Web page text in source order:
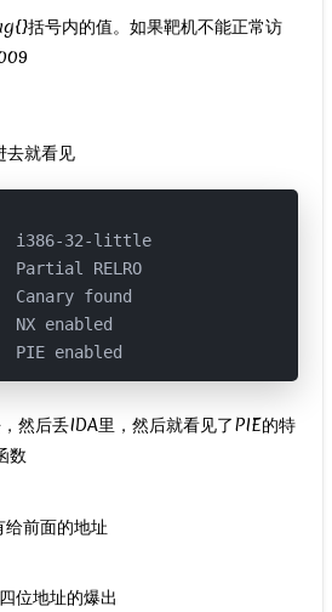
括号内的值。如果靶机不能正常访
去就看见
i386-32-little
RELRO
found
enabled
enabled
然后丢IDA里，然后就看见了PIE的特
数
前面的地址
位地址的爆出